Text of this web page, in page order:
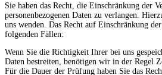
Sie haben das Recht, die Einschränkung der
personenbezogenen Daten zu verlangen.
uns wenden. Das Recht auf Einschränkung
folgenden Fällen:
Wenn Sie die Richtigkeit Ihrer bei uns
Daten bestreiten, benötigen wir in der Regel
Für die Dauer der Prüfung haben Sie das